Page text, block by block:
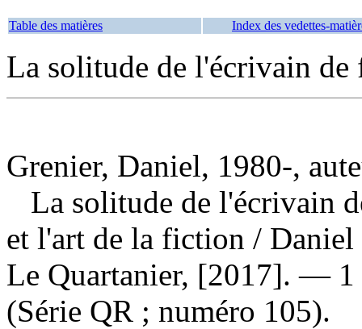
Table des matières Index des vedettes-
La solitude de l'écrivain de
Grenier, Daniel, 1980-,
La solitude de l'écrivain
et l'art de la fiction /
Le Quartanier, [2017]. — 1
(Série QR ; numéro 105).